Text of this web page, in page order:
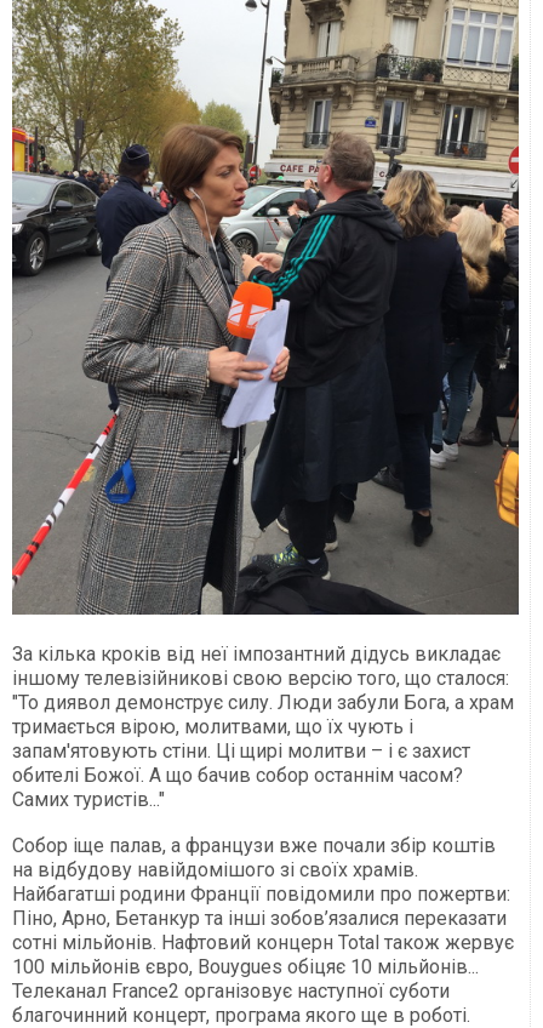
За кілька кроків від неї імпозантний дідусь викладає
іншому телевізійникові свою версію того, що сталося:
"То диявол демонструє силу. Люди забули Бога, а храм
тримається вірою, молитвами, що їх чують і
запам'ятовують стіни. Ці щирі молитви – і є захист
обителі Божої. А що бачив собор останнім часом?
Самих туристів..."
Собор іще палав, а французи вже почали збір коштів
на відбудову навійдомішого зі своїх храмів.
Найбагатші родини Франції повідомили про пожертви:
Піно, Арно, Бетанкур та інші зобов’язалися переказати
сотні мільйонів. Нафтовий концерн Total також жервує
100 мільйонів євро, Bouygues обіцяє 10 мільйонів...
Телеканал France2 організовує наступної суботи
благочинний концерт, програма якого ще в роботі.